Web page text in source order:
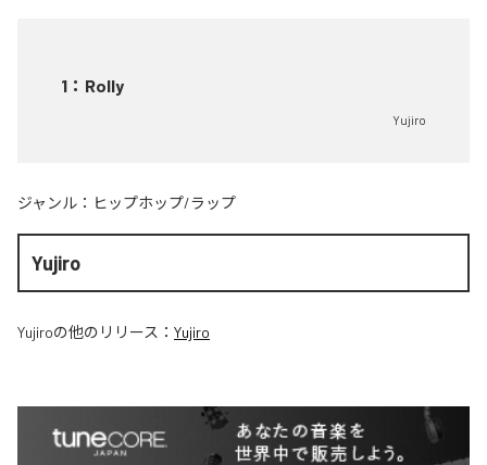
1 ： Rolly
Yujiro
ジャンル： ヒップホップ/ラップ
Yujiro
Yujiroの他のリリース： Yujiro